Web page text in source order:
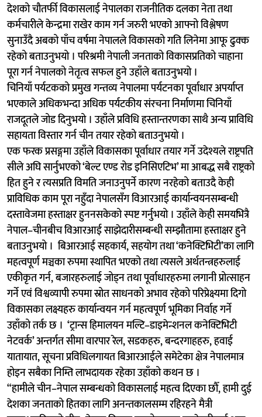
देशको चौतर्फी विकासलाई नेपालका राजनीतिक दलका नेता तथा
कर्मचारीले केन्द्रमा राखेर काम गर्न जरुरी भएको आफ्नो विश्लेषण
सुनाउँदै अबको पाँच वर्षमा नेपालले विकासको गति लिनेमा आफू ढुक्क
रहेको बताउनुभयो । परिश्रमी नेपाली जनताको विकासप्रतिको चाहाना
पूरा गर्न नेपालको नेतृत्व सफल हुने उहाँले बताउनुभयो ।
चिनियाँ पर्यटकको प्रमुख गन्तव्य नेपालमा पर्यटनका पूर्वाधार अपर्याप्त
भएकाले अधिकभन्दा अधिक पर्यटकीय संरचना निर्माणमा चिनियाँ
राजदूतले जोड दिनुभयो । उहाँले प्रविधि हस्तान्तरणका साथै अन्य प्राविधि
सहायता विस्तार गर्न चीन तयार रहेको बताउनुभयो ।
एक फरक प्रसङ्गमा उहाँले विकासका पूर्वाधार तयार गर्ने उदेश्यले राष्ट्रपति
सीले अघि सार्नुभएको ‘बेल्ट एण्ड रोड इनिसिएटिभ’ मा आबद्ध सबै राष्ट्रको
हित हुने र त्यसप्रति विमति जनाउनुपर्ने कारण नरहेको बताउदै केही
प्राविधिक काम पूरा नहुँदा नेपालसँग विआरआई कार्यान्वयनसम्बन्धी
दस्तावेजमा हस्ताक्षर हुननसकेको स्पष्ट गर्नुभयो । उहाँले केही समयभित्रै
नेपाल–चीनबीच विआरआई साझेदारीसम्बन्धी सम्झौतामा हस्ताक्षर हुने
बताउनुभयो । बिआरआई सहकार्य, सहयोग तथा ‘कनेक्टिभिटी’का लागि
महत्वपूर्ण मञ्चका रुपमा स्थापित भएको तथा त्यसले अर्थतन्त्रहरुलाई
एकीकृत गर्न, बजारहरुलाई जोड्न तथा पूर्वाधारहरुमा लगानी प्रोत्साहन
गर्ने एवं विश्वव्यापी रुपमा स्रोत साधनको अभाव रहेको परिप्रेक्ष्यमा दिगो
विकासका लक्ष्यहरु कार्यान्वयन गर्न महत्वपूर्ण भूमिका निर्वाह गर्ने
उहाँको तर्क छ । ‘ट्रान्स हिमालयन मल्टि–डाइमेन्शनल कनेक्टिभिटी
नेटवर्क’ अन्तर्गत सीमा वारपार रेल, सडकहरु, बन्दरगाहहरु, हवाई
यातायात, सूचना प्रविधिलगायत बिआरआईले समेटेका क्षेत्र नेपालमात्र
होइन सबैका निम्ति लाभदायक रहेका उहाँको कथन छ ।
“हामीले चीन–नेपाल सम्बन्धको विकासलाई महत्व दिएका छौँ, हामी दुई
देशका जनताको हितका लागि अनन्तकालसम्म रहिरहने मैत्री